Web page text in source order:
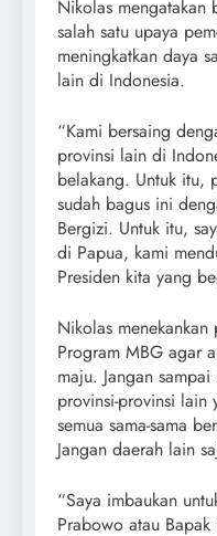
Nikolas mengatakan
salah satu upaya
meningkatkan daya
lain di Indonesia.
“Kami bersaing
provinsi lain di
belakang. Untuk itu,
sudah bagus ini
Bergizi. Untuk itu,
di Papua, kami
Presiden kita yang
Nikolas
Program MBG agar
maju. Jangan
provinsi-provinsi lain
semua sama-sama
Jangan daerah lain
“Saya imbaukan
Prabowo atau